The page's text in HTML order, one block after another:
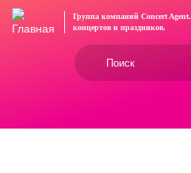
Перейти
Группа компаний Concert Agent.
концертови праздников.